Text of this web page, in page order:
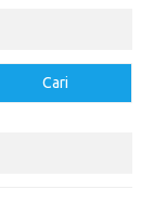
Cari